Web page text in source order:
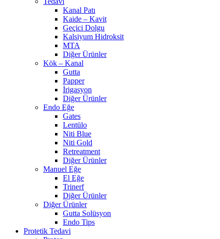
Kanal Patı
Kaide – Kavit
Geçici Dolgu
Kalsiyum Hidroksit
MTA
Diğer Ürünler
Kök – Kanal
Gutta
Papper
İrigasyon
Diğer Ürünler
Endo Eğe
Gates
Lentülo
Niti Blue
Niti Gold
Retreatment
Diğer Ürünler
Manuel Eğe
El Eğe
Trinerf
Diğer Ürünler
Diğer Ürünler
Gutta Solüsyon
Endo Tips
Protetik Tedavi